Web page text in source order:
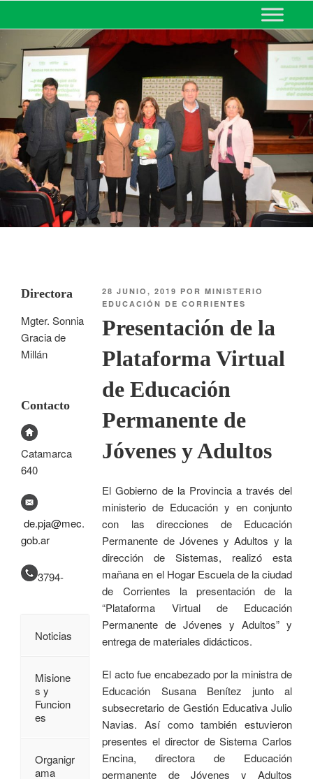
MINISTERIO DE EDUCACIÓN
DE CORRIENTES
28 JUNIO, 2019 PORMINISTERIO
EDUCACIÓN DE CORRIENTES
Presentación de la
Plataforma Virtual
de Educación
Permanente de
Jóvenes y Adultos
El Gobierno de la Provincia a través del
ministerio de Educación y en conjunto
con las direcciones de Educación
Permanente de Jóvenes y Adultos y la
dirección de Sistemas, realizó esta
mañana en el Hogar Escuela de la ciudad
de Corrientes la presentación de la
“Plataforma Virtual de Educación
Permanente de Jóvenes y Adultos” y
entrega de materiales didácticos.
El acto fue encabezado por la ministra de
Educación Susana Benítez junto al
subsecretario de Gestión Educativa Julio
Navias. Así como también estuvieron
presentes el director de Sistema Carlos
Encina, directora de Educación
permanente de Jóvenes y Adultos
Directora
Mgter. Sonnia
Gracia de
Millán
Contacto
Catamarca
640
de.pja@mec.
gob.ar
3794-
Noticias
Misione
s y
Funcion
es
Organigr
ama